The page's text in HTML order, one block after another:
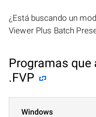
¿Está buscando un
Viewer Plus Batch
Programas que
.FVP
Windows